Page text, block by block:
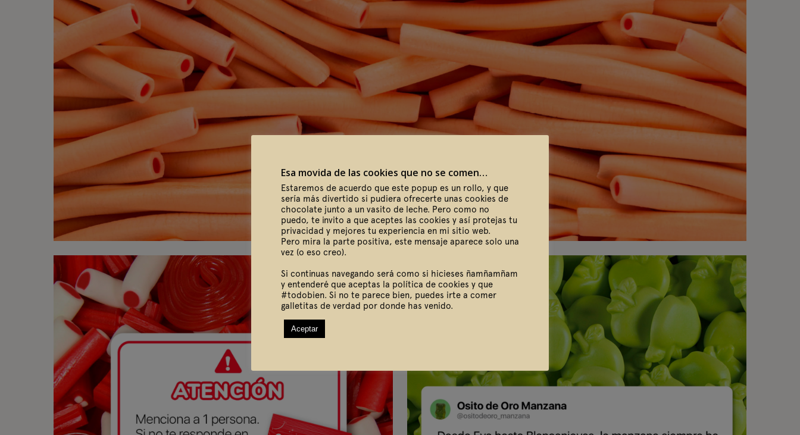
Esa movida de las cookies que no se comen…
Estaremos de acuerdo que este popup es un rollo, y que
sería más divertido si pudiera ofrecerte unas cookies de
chocolate junto a un vasito de leche. Pero como no
puedo, te invito a que aceptes las cookies y así protejas tu
privacidad y mejores tu experiencia en mi sitio web.
Pero mira la parte positiva, este mensaje aparece solo una
vez (o eso creo).
Si continuas navegando será como si hicieses ñamñamñam
y entenderé que aceptas la política de cookies y que
#todobien. Si no te parece bien, puedes irte a comer
galletitas de verdad por donde has venido.
Aceptar